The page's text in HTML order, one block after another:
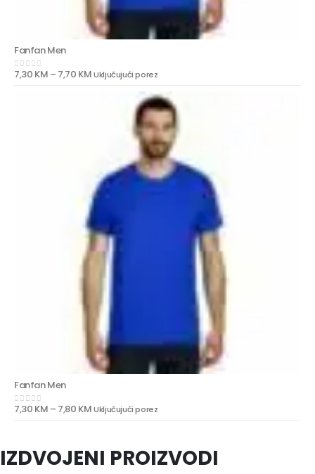
Fanfan Men
0out of 5
7,30 KM – 7,70 KMUključujući porez
Fanfan Men
0out of 5
7,30 KM – 7,80 KMUključujući porez
IZDVOJENI PROIZVODI